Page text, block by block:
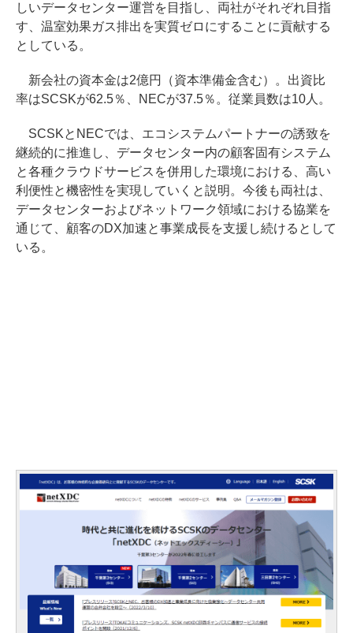
しいデータセンター運営を目指し、両社がそれぞれ目指
す、温室効果ガス排出を実質ゼロにすることに貢献する
としている。
新会社の資本金は2億円（資本準備金含む）。出資比
率はSCSKが62.5％、NECが37.5％。従業員数は10人。
SCSKとNECでは、エコシステムパートナーの誘致を
継続的に推進し、データセンター内の顧客固有システム
と各種クラウドサービスを併用した環境における、高い
利便性と機密性を実現していくと説明。今後も両社は、
データセンターおよびネットワーク領域における協業を
通じて、顧客のDX加速と事業成長を支援し続けるとして
いる。